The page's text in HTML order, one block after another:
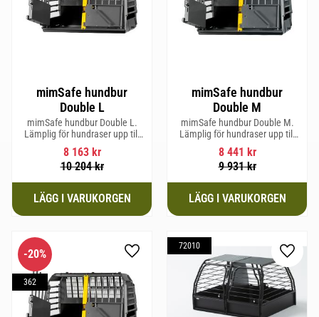
mimSafe hundbur
Double L
mimSafe hundbur Double L.
Lämplig för hundraser upp till
58 cm i mankhöjd.
8 163kr
10 204kr
mimSafe hundbur
Double M
mimSafe hundbur Double M.
Lämplig för hundraser upp till
58 cm i mankhöjd.
8 441 kr
9 931kr
20%
362
Lägg till i favoriter
72010
Lägg